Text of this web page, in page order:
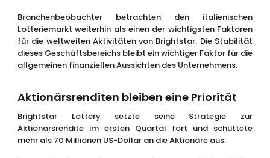
Branchenbeobachter betrachten den italienischen
Lotteriemarkt weiterhin als einen der wichtigsten Faktoren
für die weltweiten Aktivitäten von Brightstar. Die Stabilität
dieses Geschäftsbereichs bleibt ein wichtiger Faktor für die
allgemeinen finanziellen Aussichten des Unternehmens.
Aktionärsrenditen bleiben eine Priorität
Brightstar Lottery setzte seine Strategie zur
Aktionärsrendite im ersten Quartal fort und schüttete
mehr als 70 Millionen US-Dollar an die Aktionäre aus.